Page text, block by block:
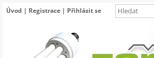
Úvod | Registrace | Přihlásit se